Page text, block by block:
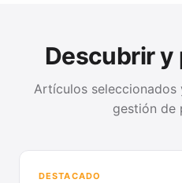
Descubrir
Artículos
gestión de
DESTACADO